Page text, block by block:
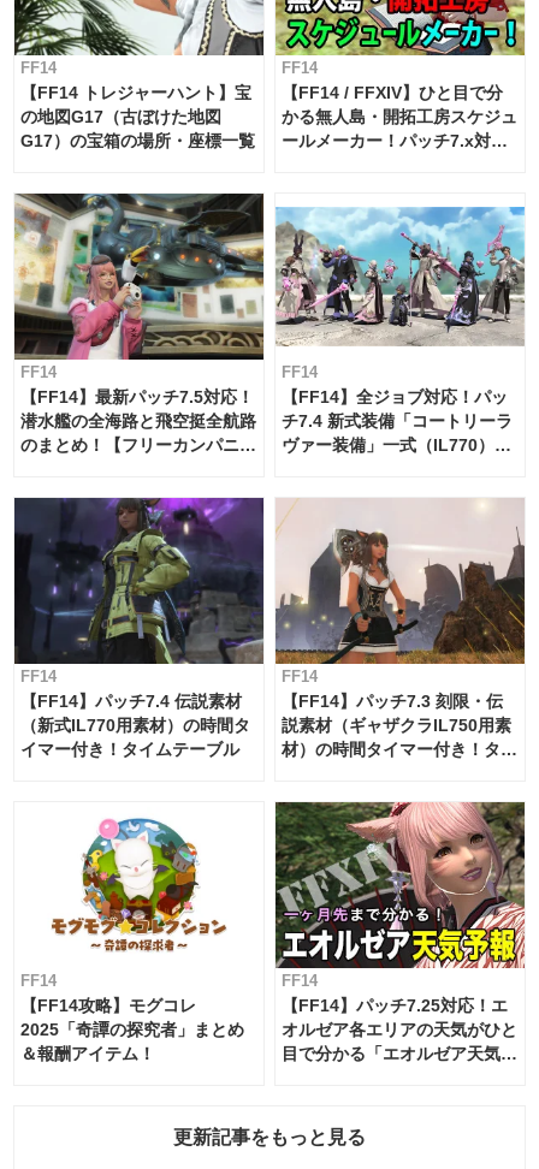
FF14
【FF14 トレジャーハント】宝
の地図G17（古ぼけた地図
G17）の宝箱の場所・座標一覧
FF14
【FF14 / FFXIV】ひと目で分
かる無人島・開拓工房スケジュ
ールメーカー！パッチ7.x対応
FF14
【FF14】最新パッチ7.5対応！
潜水艦の全海路と飛空挺全航路
のまとめ！【フリーカンパニ
FF14
【FF14】全ジョブ対応！パッ
チ7.4 新式装備「コートリーラ
ヴァー装備」一式（IL770）の
FF14
【FF14】パッチ7.4 伝説素材
（新式IL770用素材）の時間タ
イマー付き！タイムテーブル
FF14
【FF14】パッチ7.3 刻限・伝
説素材（ギャザクラIL750用素
材）の時間タイマー付き！タイ
FF14
【FF14攻略】モグコレ
2025「奇譚の探究者」まとめ
＆報酬アイテム！
FF14
【FF14】パッチ7.25対応！エ
オルゼア各エリアの天気がひと
目で分かる「エオルゼア天気予
更新記事をもっと見る